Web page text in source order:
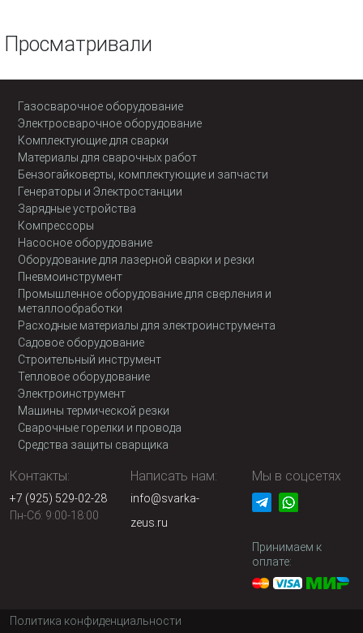
Просматривали
Газосварочное оборудование
Электросварочное оборудование
Комплектующие для сварки
Материалы для сварочных работ
Бензогайковерты, комплектующие и запчасти
Генераторы и Электростанции
Зарядные устройства
Компрессоры
Насосное оборудование
Оборудование для лазерной сварки и резки
Пневмоинструмент
Промышленное оборудование для сверления и
металлообработки
Расходные материалы для электроинструмента
Садовое оборудование
Строительный инструмент
Тепловое оборудование
Электроинструмент
Машины термической резки
Сварочные горелки и провода
Средства защиты сварщика
Контакты:
+7 (925) 529-02-28
Пн-Сб: 9:00-18:00
Написать нам:
info@svarka-
zeus.ru
Мы в соцсетях
Принимаем к
оплате:
Политика конфиденциальности